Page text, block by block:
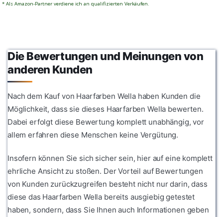
* Als Amazon-Partner verdiene ich an qualifizierten Verkäufen.
Die Bewertungen und Meinungen von
anderen Kunden
Nach dem Kauf von Haarfarben Wella haben Kunden die
Möglichkeit, dass sie dieses Haarfarben Wella bewerten.
Dabei erfolgt diese Bewertung komplett unabhängig, vor
allem erfahren diese Menschen keine Vergütung.
Insofern können Sie sich sicher sein, hier auf eine komplett
ehrliche Ansicht zu stoßen. Der Vorteil auf Bewertungen
von Kunden zurückzugreifen besteht nicht nur darin, dass
diese das Haarfarben Wella bereits ausgiebig getestet
haben, sondern, dass Sie Ihnen auch Informationen geben